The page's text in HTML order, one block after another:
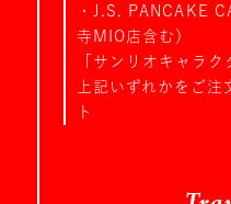
・J.S. PANCAKE
寺MIO店含む）
「サンリオキャラ
上記いずれかをご
ト